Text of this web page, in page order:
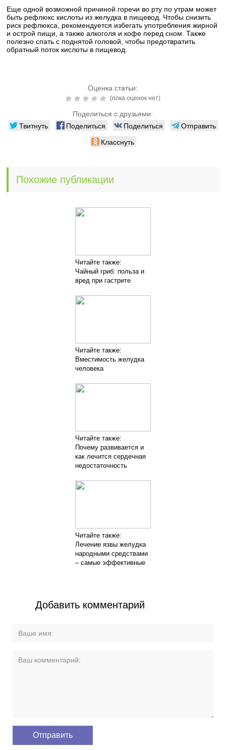
Еще одной возможной причиной горечи во рту по утрам может
быть рефлюкс кислоты из желудка в пищевод. Чтобы снизить
риск рефлюкса, рекомендуется избегать употребления жирной
и острой пищи, а также алкоголя и кофе перед сном. Также
полезно спать с поднятой головой, чтобы предотвратить
обратный поток кислоты в пищевод.
Оценка статьи:
(пока оценок нет)
Поделиться с друзьями:
Твитнуть Поделиться Поделиться
Отправить
Класснуть
Похожие публикации
Читайте также:
Чайный гриб: польза и
вред при гастрите
Читайте также:
Вместимость желудка
человека
Читайте также:
Почему развивается и
как лечится сердечная
недостаточность
Читайте также:
Лечение язвы желудка
народными средствами
– самые эффективные
Добавить комментарий